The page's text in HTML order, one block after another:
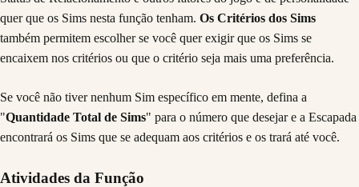
quer que os Sims nesta função tenham. Os Critérios dos Sims
também permitem escolher se você quer exigir que os Sims se
encaixem nos critérios ou que o critério seja mais uma preferência.
Se você não tiver nenhum Sim específico em mente, defina a
"Quantidade Total de Sims" para o número que desejar e a Escapada
encontrará os Sims que se adequam aos critérios e os trará até você.
Atividades da Função